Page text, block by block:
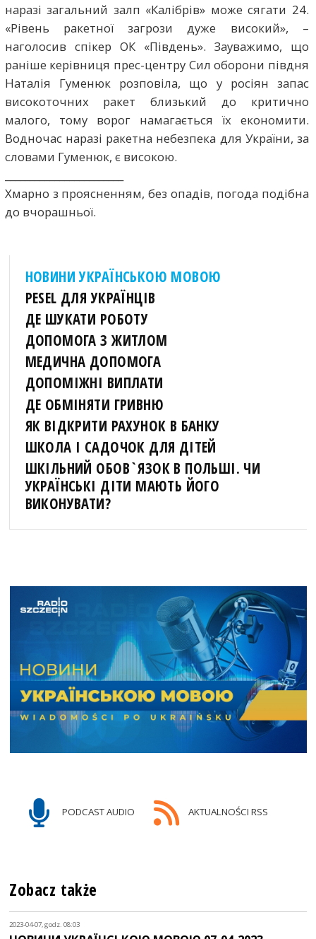
наразі загальний залп «Калібрів» може сягати 24.
«Рівень ракетної загрози дуже високий», –
наголосив спікер ОК «Південь». Зауважимо, що
раніше керівниця прес-центру Сил оборони півдня
Наталія Гуменюк розповіла, що у росіян запас
високоточних ракет близький до критично
малого, тому ворог намагається їх економити.
Водночас наразі ракетна небезпека для України, за
словами Гуменюк, є високою.
Хмарно з проясненням, без опадів, погода подібна
до вчорашньої.
НОВИНИ УКРАЇНСЬКОЮ МОВОЮ
PESEL ДЛЯ УКРАЇНЦІВ
ДЕ ШУКАТИ РОБОТУ
ДОПОМОГА З ЖИТЛОМ
МЕДИЧНА ДОПОМОГА
ДОПОМІЖНІ ВИПЛАТИ
ДЕ ОБМІНЯТИ ГРИВНЮ
ЯК ВІДКРИТИ РАХУНОК В БАНКУ
ШКОЛА І САДОЧОК ДЛЯ ДІТЕЙ
ШКІЛЬНИЙ ОБОВ`ЯЗОК В ПОЛЬШІ. ЧИ
УКРАЇНСЬКІ ДІТИ МАЮТЬ ЙОГО
ВИКОНУВАТИ?
PODCAST AUDIO AKTUALNOŚCI RSS
Zobacz także
2023-04-07, godz. 08:03